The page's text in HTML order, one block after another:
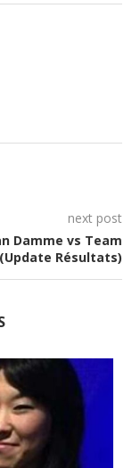
next post
Damme vs Team
Résultats)